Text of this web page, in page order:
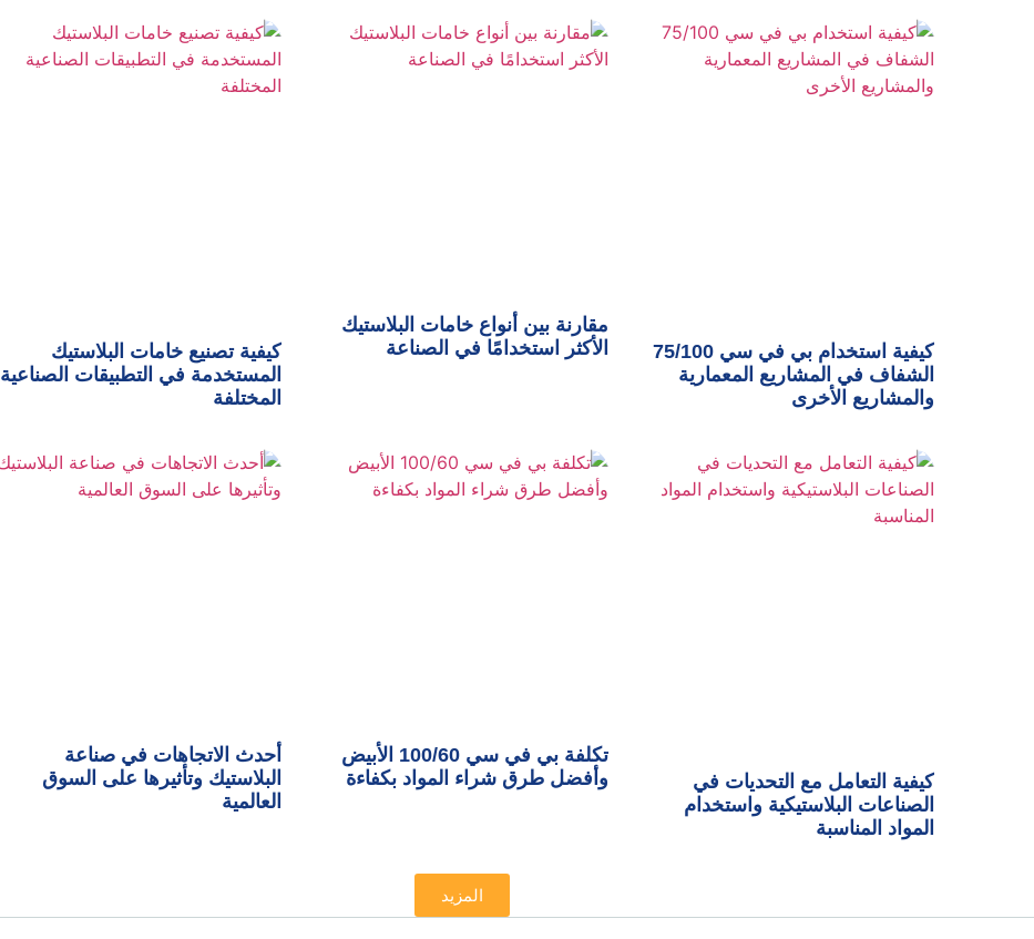
كيفية استخدام بي في سي 75/100
الشفاف في المشاريع المعمارية
والمشاريع الأخرى
مقارنة بين أنواع خامات البلاستيك
الأكثر استخدامًا في الصناعة
كيفية تصنيع خامات البلاستيك
المستخدمة في التطبيقات الصناعية
المختلفة
كيفية التعامل مع التحديات في
الصناعات البلاستيكية واستخدام
المواد المناسبة
تكلفة بي في سي 100/60 الأبيض
وأفضل طرق شراء المواد بكفاءة
أحدث الاتجاهات في صناعة
البلاستيك وتأثيرها على السوق
العالمية
المزيد